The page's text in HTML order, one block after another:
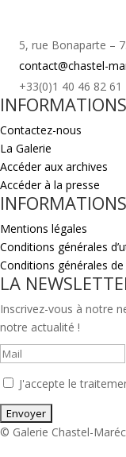
5, rue Bonaparte –
contact@chastel-
+33(0)1 40 46 82 61
Contactez-nous
La Galerie
Accéder aux archives
Accéder à la presse
Mentions légales
Conditions générales
Conditions générales de
LA
Inscrivez-vous à notre
notre actualité !
J'accepte le
© Galerie Chastel-